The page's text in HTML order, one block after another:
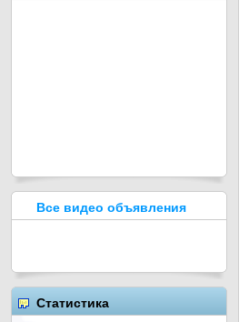
Все видео объявления
Статистика